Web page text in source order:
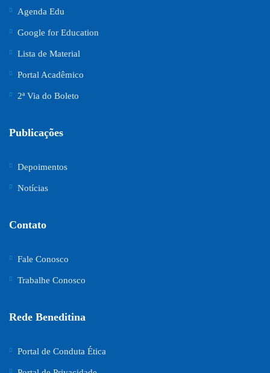
Agenda Edu
Google for Education
Lista de Material
Portal Acadêmico
2ª Via do Boleto
Publicações
Depoimentos
Notícias
Contato
Fale Conosco
Trabalhe Conosco
Rede Beneditina
Portal de Conduta Ética